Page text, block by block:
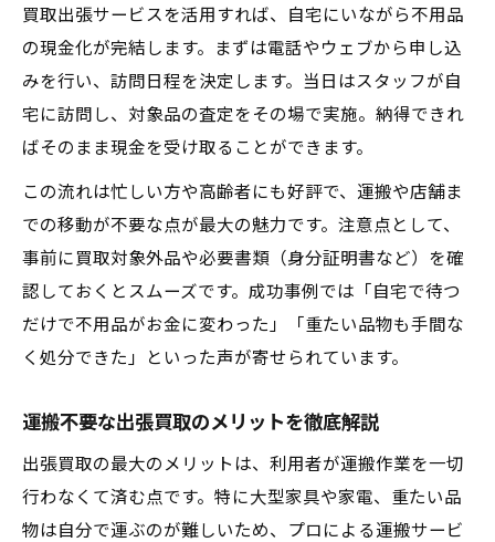
買取出張サービスを活用すれば、自宅にいながら不用品
の現金化が完結します。まずは電話やウェブから申し込
みを行い、訪問日程を決定します。当日はスタッフが自
宅に訪問し、対象品の査定をその場で実施。納得できれ
ばそのまま現金を受け取ることができます。
この流れは忙しい方や高齢者にも好評で、運搬や店舗ま
での移動が不要な点が最大の魅力です。注意点として、
事前に買取対象外品や必要書類（身分証明書など）を確
認しておくとスムーズです。成功事例では「自宅で待つ
だけで不用品がお金に変わった」「重たい品物も手間な
く処分できた」といった声が寄せられています。
運搬不要な出張買取のメリットを徹底解説
出張買取の最大のメリットは、利用者が運搬作業を一切
行わなくて済む点です。特に大型家具や家電、重たい品
物は自分で運ぶのが難しいため、プロによる運搬サービ